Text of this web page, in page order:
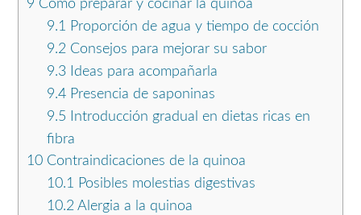
9 Cómo preparar y cocinar la quinoa
9.1 Proporción de agua y tiempo de cocción
9.2Consejos para mejorar su sabor
9.3Ideas para acompañarla
9.4Presencia de saponinas
9.5 Introducción gradual en dietas ricas en
fibra
10 Contraindicaciones de la quinoa
10.1 Posibles molestias digestivas
10.2Alergia a la quinoa